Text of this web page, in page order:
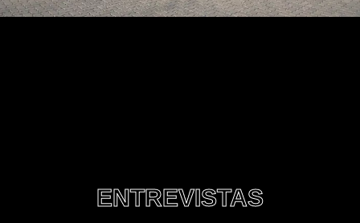
ENTREVISTAS